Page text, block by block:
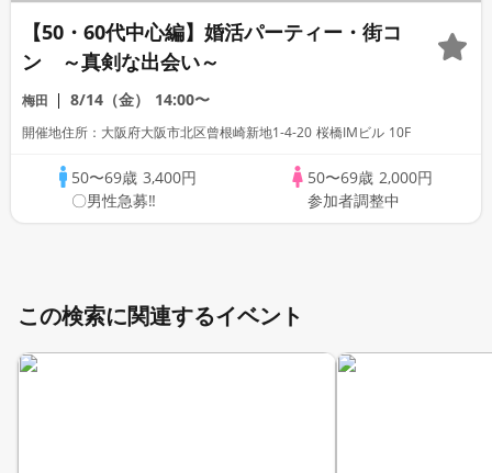
【50・60代中心編】婚活パーティー・街コ
ン ～真剣な出会い～
梅田 8/14（金） 14:00〜
開催地住所：大阪府大阪市北区曾根崎新地1-4-20 桜橋IMビル 10F
50〜69歳3,400円
〇男性急募‼
50〜69歳2,000円
参加者調整中
この検索に関連するイベント